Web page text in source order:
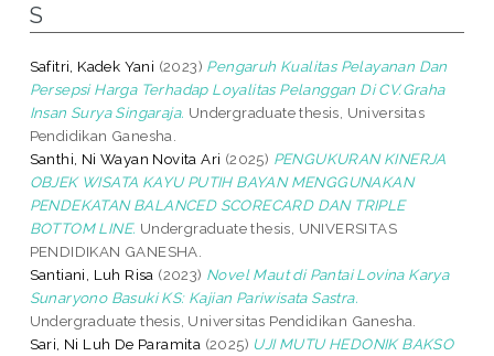
S
Safitri, Kadek Yani (2023) Pengaruh Kualitas Pelayanan Dan
Persepsi Harga Terhadap Loyalitas Pelanggan Di CV.Graha
Insan Surya Singaraja. Undergraduate thesis, Universitas
Pendidikan Ganesha.
Santhi, Ni Wayan Novita Ari (2025) PENGUKURAN KINERJA
OBJEK WISATA KAYU PUTIH BAYAN MENGGUNAKAN
PENDEKATAN BALANCED SCORECARD DAN TRIPLE
BOTTOM LINE. Undergraduate thesis, UNIVERSITAS
PENDIDIKAN GANESHA.
Santiani, Luh Risa (2023) Novel Maut di Pantai Lovina Karya
Sunaryono Basuki KS: Kajian Pariwisata Sastra.
Undergraduate thesis, Universitas Pendidikan Ganesha.
Sari, Ni Luh De Paramita (2025) UJI MUTU HEDONIK BAKSO